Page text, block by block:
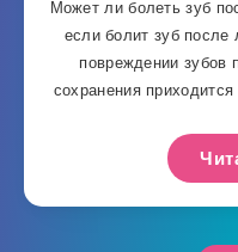
Может ли болеть зуб
если болит зуб после
повреждении зубов
сохранения